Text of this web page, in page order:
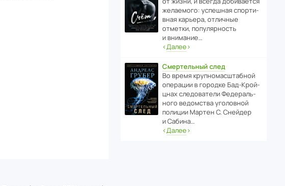
жела­е­мого: успе­шная спор­ти­
вная карьера, отли­чные
отметки, попу­ля­р­ность
и внимание…
‹Далее›
Смертельный след
Во время круп­но­мас­ш­та­бной
операции в городке Бад‑Крой­
цнах следо­ва­тели Феде­раль­
ного ведомства уголо­вной
полиции Мартен С. Снейдер
и Сабина…
‹Далее›